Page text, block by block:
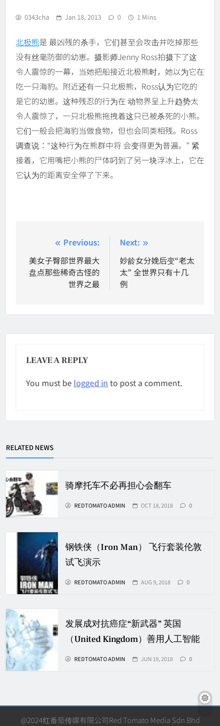
0343cha Jan 18, 2013 0 1 Mins
北极熊是 最凶残的杀手，它们甚至会攻击并吃掉那些
没有丝毫防御的幼崽。摄影师Jenny Ross拍摄下了这
令人震惊的一幕，当她把船接近北极熊时，她以为它在
吃一只海豹。附近还有一只北极熊，Ross认为它吃的
是它的幼崽。这种残忍的行为在 动物界呈上升趋势太
令人震惊了，一只北极熊拖拽着这只已被杀死的小熊。
它们一般会把海豹当做食物，但也会同类相残。Ross
调查说：“这种行为在熊群中将 会变得更为普遍。” 紧
接着，它用嘴把小熊的尸体叼到了另一块浮冰上，它在
它认为的距离安全停了下来。
navigation
Previous:
美女子臀部世界最大
盘点那些稀奇古怪的
世界之最
Next:
妙龄女分娩后变“老太
太” 全世界只有十几
例
LEAVE A REPLY
You must be logged in to post a comment.
RELATED NEWS
骑摩托车不必再担心会翻车
REDTOMATO ADMIN OCT 18, 2018 0
钢铁侠（Iron Man） 飞行套装伦敦
试飞演示
REDTOMATO ADMIN AUG 9, 2018 0
发展成对抗癌症“新武器” 英国
（United Kingdom）善用人工智能
REDTOMATO ADMIN JUN 19, 2018 0
@2024红番茄传媒有限公司Red Tomato Media Sdn Bhd